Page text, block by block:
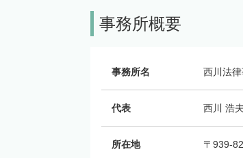
事務所概要
事務所名 西川法
代表 西川 浩夫
所在地 〒939-